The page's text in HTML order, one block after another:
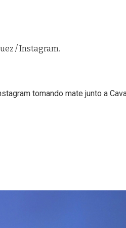
/ Instagram.
tomando mate junto a